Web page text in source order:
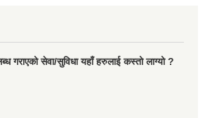
गराएको सेवा/सुविधा यहाँ हरुलाई कस्तो लाग्यो ?